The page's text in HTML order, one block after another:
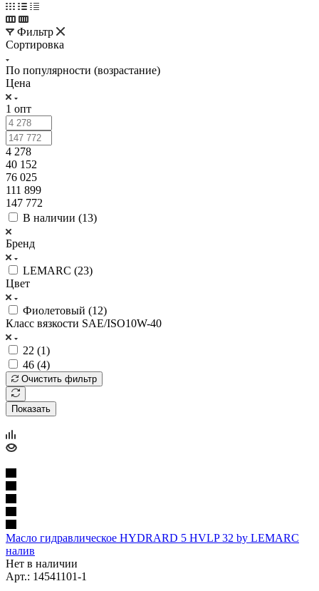
Фильтр
Сортировка
По популярности (возрастание)
Цена
1 опт
4 278
40 152
76 025
111 899
147 772
В наличии (13)
Бренд
LEMARC (23)
Цвет
Фиолетовый (12)
Класс вязкости SAE/ISO10W-40
22 (1)
46 (4)
Очистить фильтр
Показать
Масло гидравлическое HYDRARD 5 HVLP 32 by LEMARC
налив
Нет в наличии
Арт.: 14541101-1